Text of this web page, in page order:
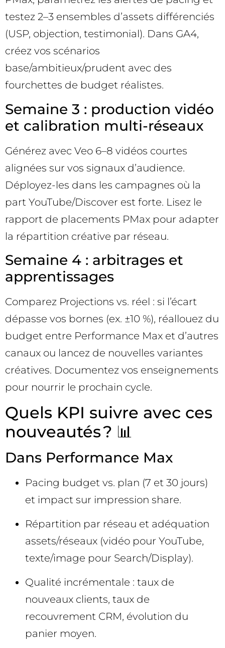
testez 2–3 ensembles d’assets différenciés
(USP, objection, testimonial). Dans GA4,
créez vos scénarios
base/ambitieux/prudent avec des
fourchettes de budget réalistes.
Semaine 3 : production vidéo
et calibration multi-réseaux
Générez avec Veo 6–8 vidéos courtes
alignées sur vos signaux d’audience.
Déployez-les dans les campagnes où la
part YouTube/Discover est forte. Lisez le
rapport de placements PMax pour adapter
la répartition créative par réseau.
Semaine 4 : arbitrages et
apprentissages
Comparez Projections vs. réel : si l’écart
dépasse vos bornes (ex. ±10 %), réallouez du
budget entre Performance Max et d’autres
canaux ou lancez de nouvelles variantes
créatives. Documentez vos enseignements
pour nourrir le prochain cycle.
Quels KPI suivre avec ces
nouveautés ? 📊
Dans Performance Max
Pacing budget vs. plan (7 et 30 jours)
et impact sur impression share.
Répartition par réseau et adéquation
assets/réseaux (vidéo pour YouTube,
texte/image pour Search/Display).
Qualité incrémentale : taux de
nouveaux clients, taux de
recouvrement CRM, évolution du
panier moyen.